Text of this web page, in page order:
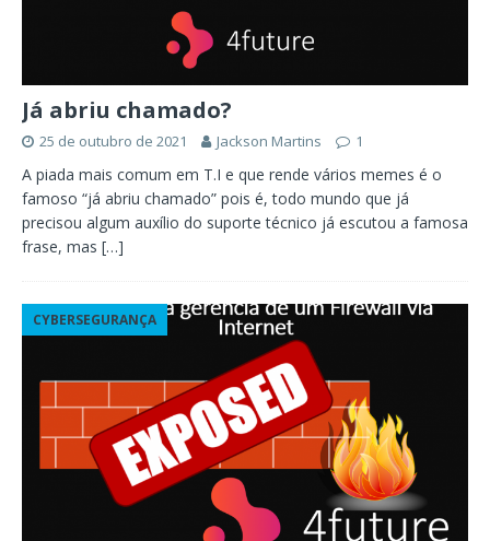
Já abriu chamado?
25 de outubro de 2021 Jackson Martins 1
A piada mais comum em T.I e que rende vários memes é o
famoso “já abriu chamado” pois é, todo mundo que já
precisou algum auxílio do suporte técnico já escutou a famosa
frase, mas […]
CYBERSEGURANÇA